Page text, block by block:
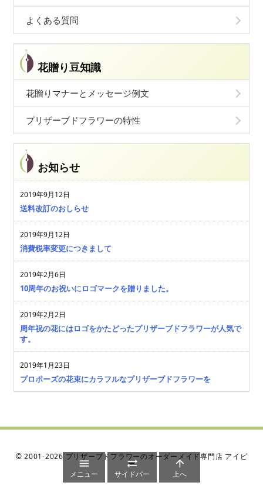
よくある質問
花贈り豆知識
花贈りマナーとメッセージ例文
プリザーブドフラワーの特性
お知らせ
2019年9月12日
送料改訂のおしらせ
2019年9月12日
消費税率変更につきまして
2019年2月6日
10周年のお祝いにロゴマークを贈りました。
2019年2月2日
周年祝の花にはロゴをかたどったプリザーブドフラワーが人気で
す。
2019年1月23日
プロポーズの花束にカラフルなプリザーブドフラワーを
©2001-2026 プリザーブドフラワーのオーダーメイド専門店 アイビ
ー

メニュー

サイドバー

上へ